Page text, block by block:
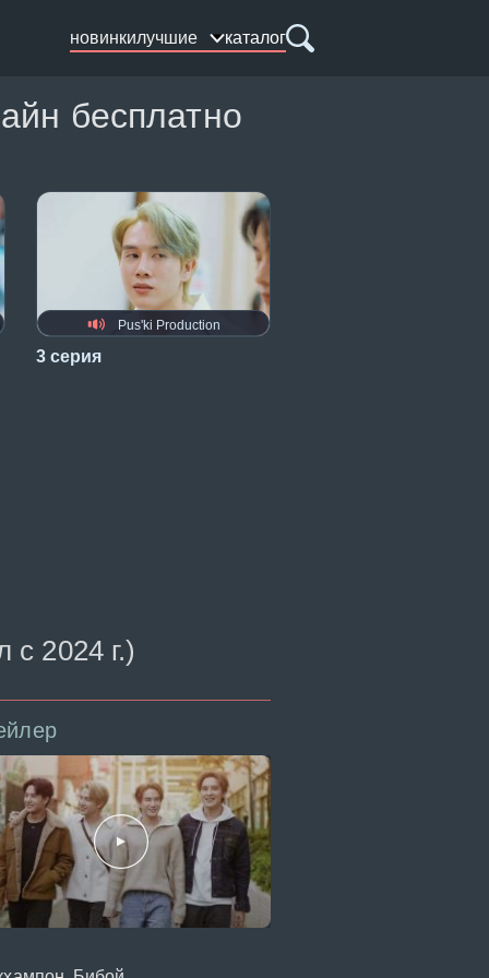
новинкилучшие каталог
бесплатно
Pus'ki Production
3 серия
с 2024 г.)